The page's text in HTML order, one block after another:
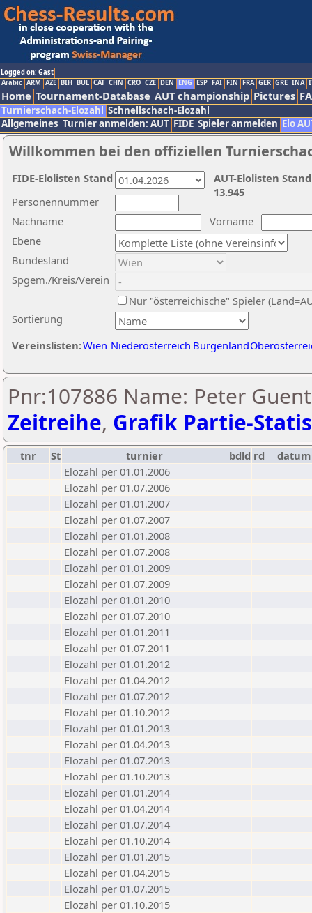
Logged on: Gast
Arabic ARM AZE BIH BUL CAT CHN CRO CZE DEN ENG ESP FAI FIN FRA GER GRE INA
Home Tournament-Database AUT championship Pictures
Turnierschach-Elozahl Schnellschach-Elozahl
Allgemeines Turnier anmelden: AUT FIDE Spieler anmelden Elo
Willkommen bei den offiziellen
Nachname
Vorname
Ebene
Sortierung
Personennummer
Bundesland
Spgem./Kreis/Verein
Nur "österreichische" Spieler
Vereinslisten:Wien Niederösterreich Burgenland
AUT-Elolisten
13.945
FIDE-Elolisten Stand
Pnr:107886 Name: Peter
Zeitreihe, Grafik Partie-
tnr St turnier bdld rd
datum
Elozahl per 01.01.2006
Elozahl per 01.07.2006
Elozahl per 01.01.2007
Elozahl per 01.07.2007
Elozahl per 01.01.2008
Elozahl per 01.07.2008
Elozahl per 01.01.2009
Elozahl per 01.07.2009
Elozahl per 01.01.2010
Elozahl per 01.07.2010
Elozahl per 01.01.2011
Elozahl per 01.07.2011
Elozahl per 01.01.2012
Elozahl per 01.04.2012
Elozahl per 01.07.2012
Elozahl per 01.10.2012
Elozahl per 01.01.2013
Elozahl per 01.04.2013
Elozahl per 01.07.2013
Elozahl per 01.10.2013
Elozahl per 01.01.2014
Elozahl per 01.04.2014
Elozahl per 01.07.2014
Elozahl per 01.10.2014
Elozahl per 01.01.2015
Elozahl per 01.04.2015
Elozahl per 01.07.2015
Elozahl per 01.10.2015